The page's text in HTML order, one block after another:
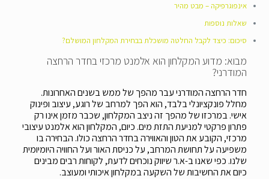
אינפוגרפיקה – מבט מהיר
שאלות נוספות
סיכום: כיצד לקבל החלטה מושכלת בבחירת המקלחון המושלם?
מבוא: מדוע המקלחון הוא אלמנט מרכזי בחדר הרחצה
המודרני?
חדר הרחצה המודרני עבר מהפך של ממש בשנים האחרונות.
מחלל פונקציונלי בלבד, הוא הפך למרחב של רוגע, עיצוב ופינוק
אישי. במרכזו של מהפך זה ניצב המקלחון, שכבר מזמן אינו רק
פתרון פרקטי למניעת התזת מים. כיום, המקלחון הוא אלמנט עיצובי
מרכזי, הקובע את הטון והאווירה בחדר הרחצה כולו. הבחירה בו
משפיעה על תחושת המרחב, על כניסת האור ועל החוויה היומיומית
שלנו. כפי שאנו ב-א.ר שיווק נוכחים לדעת, לקוחות רבים מבינים
כיום את החשיבות של השקעה במקלחון איכותי ומעוצב.
ו